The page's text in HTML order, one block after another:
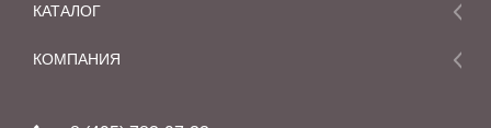
КАТАЛОГ
Мебель
КОМПАНИЯ